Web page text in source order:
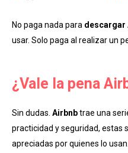
No paga nada para descargar
usar. Solo paga al realizar un
¿Vale la pena
Sin dudas. Airbnbtrae una
practicidad y seguridad, estas
apreciadas por quienes lo